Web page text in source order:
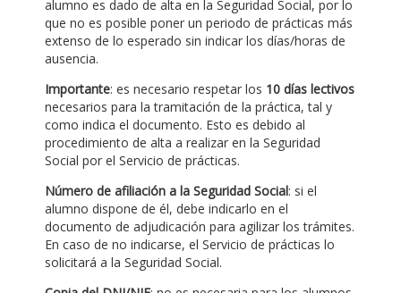
alumno es dado de alta en la Seguridad Social, por lo
que no es posible poner un periodo de prácticas más
extenso de lo esperado sin indicar los días/horas de
ausencia.
Importante: es necesario respetar los 10 días lectivos
necesarios para la tramitación de la práctica, tal y
como indica el documento. Esto es debido al
procedimiento de alta a realizar en la Seguridad
Social por el Servicio de prácticas.
Número de afiliación a la Seguridad Social: si el
alumno dispone de él, debe indicarlo en el
documento de adjudicación para agilizar los trámites.
En caso de no indicarse, el Servicio de prácticas lo
solicitará a la Seguridad Social.